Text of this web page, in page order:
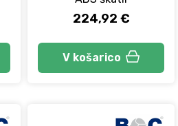
224,92 €
V košarico